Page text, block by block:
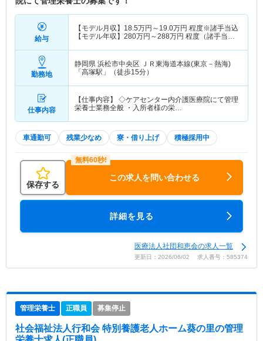
給与
【モデル月収】 18.5万円～ 19.0万円 程度※諸手当込
【モデル年収】 280万円～288万円 程度（諸手当
勤務地
静岡県 浜松市中央区 ＪＲ東海道本線(東京－熱海)
「高塚駅」（徒歩15分）
仕事内容
【仕事内容】 ◇ケアセンター内介護医療院にて管理
栄養士業務全般 ・入所者様の栄…
車通勤可 残業少なめ 寮・借り上げ 積極採用中
保存する
この求人を問い合わせる
詳細を見る
医療法人社団和恵会の求人一覧
更新日：2026/06/02 求人番号：585374
管理栄養士 正職員 募集停止
社会福祉法人行和会 特別養護老人ホーム葵の里の管理